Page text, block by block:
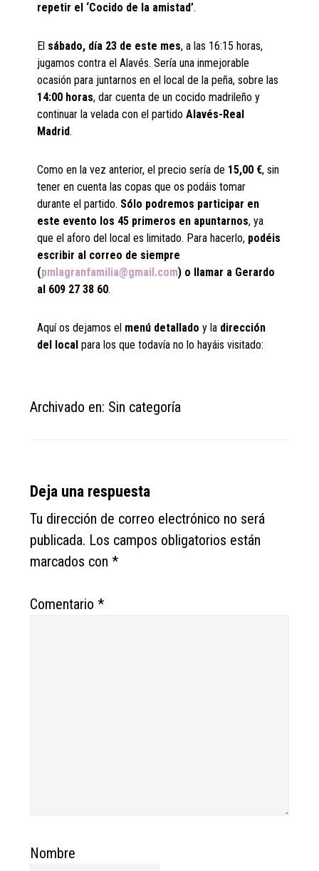
repetir el ‘Cocido de la amistad’.
El sábado, día 23 de este mes, a las 16:15 horas,
jugamos contra el Alavés. Sería una inmejorable
ocasión para juntarnos en el local de la peña, sobre las
14:00 horas, dar cuenta de un cocido madrileño y
continuar la velada con el partidoAlavés-Real
Madrid.
Como en la vez anterior, el precio sería de 15,00 €, sin
tener en cuenta las copas que os podáis tomar
durante el partido. Sólo podremos participar en
este evento los 45 primeros en apuntarnos, ya
que el aforo del local es limitado. Para hacerlo, podéis
escribir al correo de siempre
(pmlagranfamilia@gmail.com) o llamar a Gerardo
al 609 27 38 60.
Aquí os dejamos el menú detallado y la dirección
del local para los que todavía no lo hayáis visitado:
Archivado en: Sin categoría
Reader
Interactions
Deja una respuesta
Tu dirección de correo electrónico no será
publicada. Los campos obligatorios están
marcados con*
Comentario*
Nombre